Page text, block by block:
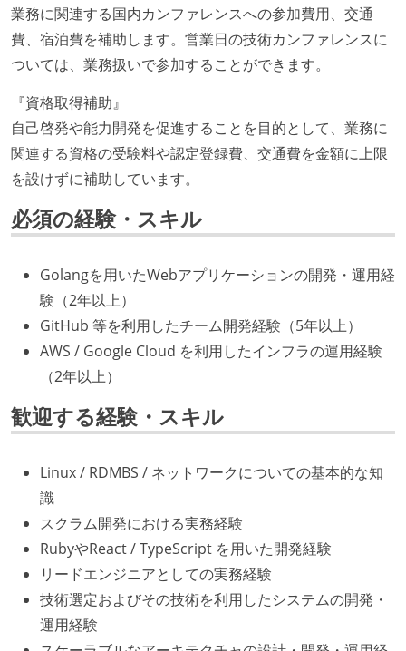
業務に関連する国内カンファレンスへの参加費用、交通
費、宿泊費を補助します。営業日の技術カンファレンスに
ついては、業務扱いで参加することができます。
『資格取得補助』
自己啓発や能力開発を促進することを目的として、業務に
関連する資格の受験料や認定登録費、交通費を金額に上限
を設けずに補助しています。
必須の経験・スキル
Golangを用いたWebアプリケーションの開発・運用経
験（2年以上）
GitHub 等を利用したチーム開発経験（5年以上）
AWS / Google Cloud を利用したインフラの運用経験
（2年以上）
歓迎する経験・スキル
Linux / RDMBS / ネットワークについての基本的な知
識
スクラム開発における実務経験
RubyやReact / TypeScript を用いた開発経験
リードエンジニアとしての実務経験
技術選定およびその技術を利用したシステムの開発・
運用経験